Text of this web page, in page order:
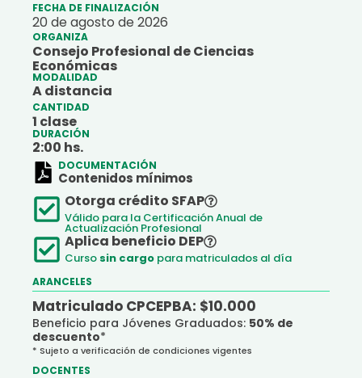
FECHA DE FINALIZACIÓN
20 de agosto de 2026
ORGANIZA
Consejo Profesional de Ciencias
Económicas
MODALIDAD
A distancia
CANTIDAD
1 clase
DURACIÓN
2:00 hs.
DOCUMENTACIÓN
Contenidos mínimos
Otorga crédito SFAP
Válido para la Certificación Anual de
Actualización Profesional
Aplica beneficio DEP
Curso sin cargo para matriculados al día
ARANCELES
Matriculado CPCEPBA: $10.000
Beneficio para Jóvenes Graduados: 50% de
descuento*
* Sujeto a verificación de condiciones vigentes
DOCENTES